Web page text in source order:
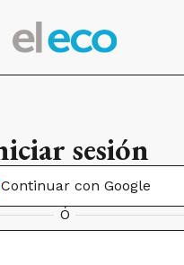
sesión
Continuar con Google
Ó